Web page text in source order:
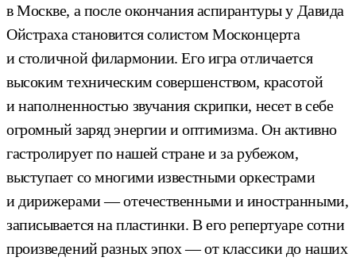
в Москве, а после окончания аспирантуры у Давида
Ойстраха становится солистом Москонцерта
и столичной филармонии. Его игра отличается
высоким техническим совершенством, красотой
и наполненностью звучания скрипки, несет в себе
огромный заряд энергии и оптимизма. Он активно
гастролирует по нашей стране и за рубежом,
выступает со многими известными оркестрами
и дирижерами — отечественными и иностранными,
записывается на пластинки. В его репертуаре сотни
произведений разных эпох — от классики до наших